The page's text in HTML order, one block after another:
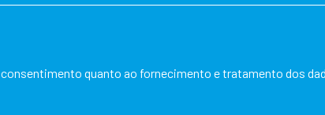
quanto ao fornecimento e tratamento dos